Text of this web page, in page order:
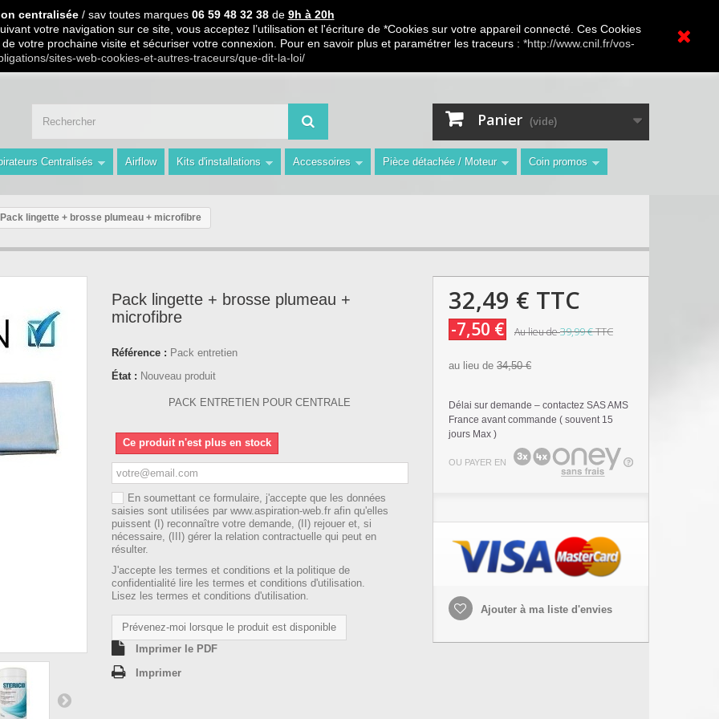
centralisée/ sav toutes marques06 59 48 32 38de 9h à 20h
votre navigation sur ce site, vous acceptez l’utilisation et l'écriture de *Cookies sur votre appareil connecté. Ces Cookies
votre prochaine visite et sécuriser votre connexion. Pour en savoir plus et paramétrer les traceurs : *http://www.cnil.fr/vos-
sites-web-cookies-et-autres-traceurs/que-dit-la-loi/
A PARTIR DE 99€ D ACHAT / Paiement en 3 X ou 4 X sans frais S.A.V Toutes marques
Connexion
Contactez-nous
48 32 38 de 9h à 20h " Les Prix du Web les Conseils en plus avec AMS "
Panier (vide)
Centralisés Airflow Kits d'installations Accessoires Pièce détachée / Moteur Coin promos
Pack lingette + brosse plumeau + microfibre
Pack lingette + brosse plumeau +
microfibre
Référence : Pack entretien
État : Nouveau produit
PACK ENTRETIEN POUR CENTRALE
Ce produit n'est plus en stock
En soumettant ce formulaire, j'accepte que les données
saisies sont utilisées par www.aspiration-web.fr afin qu'elles
puissent (I) reconnaître votre demande, (II) rejouer et, si
nécessaire, (III) gérer la relation contractuelle qui peut en
résulter.
J'accepte les termes et conditions et la politique de
confidentialité lire les termes et conditions d'utilisation.
Lisez les termes et conditions d'utilisation.
Prévenez-moi lorsque le produit est disponible
Imprimer le PDF
Imprimer
32,49 € TTC
-7,50 € Au lieu de39,99 €TTC
au lieu de 34,50 €
Délai sur demande – contactez SAS AMS
France avant commande ( souvent 15
jours Max )
OU PAYER EN
Ajouter à ma liste d'envies